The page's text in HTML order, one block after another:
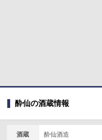
酔仙の酒蔵情報
酒蔵 酔仙酒造